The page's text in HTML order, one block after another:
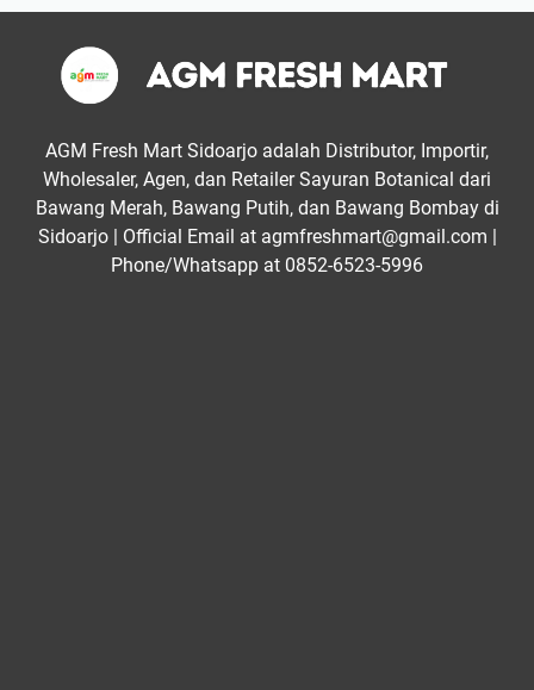
AGM Fresh Mart Sidoarjo adalah Distributor, Importir,
Wholesaler, Agen, dan Retailer Sayuran Botanical dari
Bawang Merah, Bawang Putih, dan Bawang Bombay di
Sidoarjo | Official Email at agmfreshmart@gmail.com |
Phone/Whatsapp at 0852-6523-5996